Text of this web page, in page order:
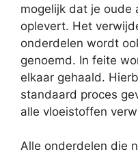
mogelijk dat je oude
oplevert. Het
onderdelen wordt
genoemd. In feite
elkaar gehaald.
standaard proces
alle vloeistoffen
Alle onderdelen die